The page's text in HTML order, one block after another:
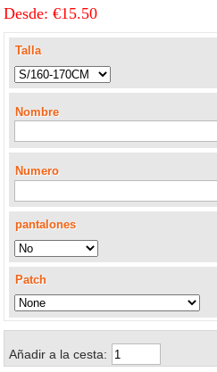
Desde: €15.50
Talla
Nombre
Numero
pantalones
Patch
Añadir a la cesta: